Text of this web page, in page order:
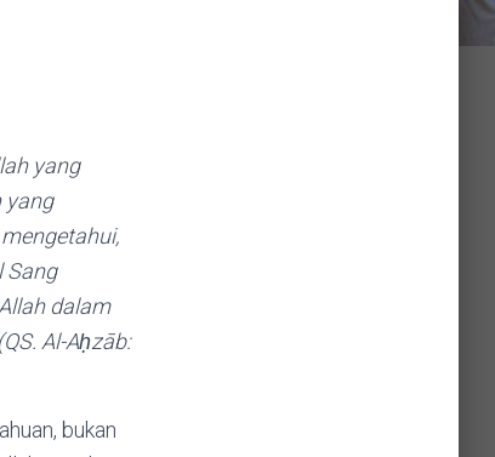
yang
yang
Sang
dalam
Al-Aḥzāb:
bukan